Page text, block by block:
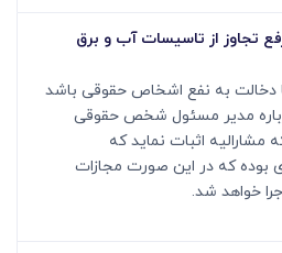
رفع تجاوز از تاسیسات آب و برق
یا دخالت به نفع اشخاص حقوقی باشد
مقرر در ماده 1 درباره مدیر مسئول شخص حقوقی
اثبات نماید که
که در این صورت مجازات
خواهد شد.